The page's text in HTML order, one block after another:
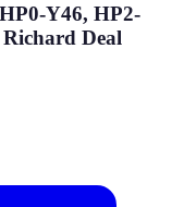
Y46, HP2-
Deal